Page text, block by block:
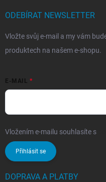
ODEBÍRAT NEWSLETTER
Vložte svůj e-mail a my vám
produktech na našem e-shopu.
E-MAIL
Vložením e-mailu souhlasíte s
Přihlásit se
DOPRAVA A PLATBY